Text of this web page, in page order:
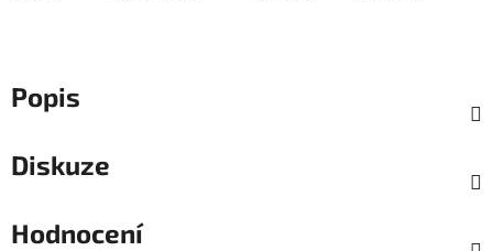
Popis
Diskuze
Hodnocení